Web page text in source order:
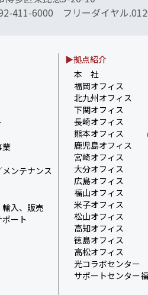
411-6000 フリーダイヤル
業
ンテナンス
入、販売
ート
▶拠点紹介
本 社
福岡オフィス
北九州オフィス
下関オフィス
長崎オフィス
熊本オフィス
鹿児島オフィス
宮崎オフィス
大分オフィス
広島オフィス
福山オフィス
米子オフィス
松山オフィス
高知オフィス
徳島オフィス
高松オフィス
光コラボセンター
サポートセンター